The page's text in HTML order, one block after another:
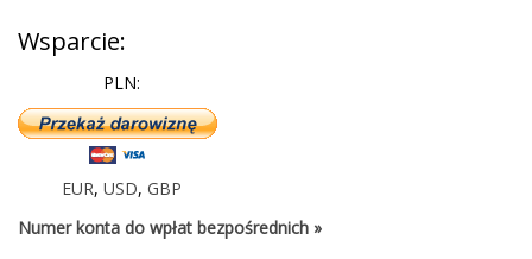
Wsparcie:
PLN:
EUR, USD, GBP
Numer konta do wpłat bezpośrednich »